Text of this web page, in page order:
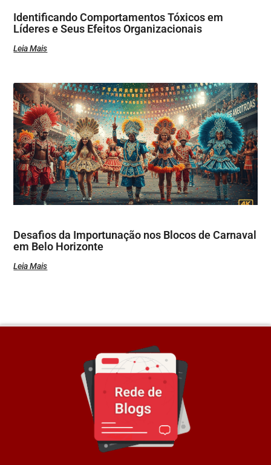
Identificando Comportamentos Tóxicos em
Líderes e Seus Efeitos Organizacionais
Leia Mais
Desafios da Importunação nos Blocos de Carnaval
em Belo Horizonte
Leia Mais